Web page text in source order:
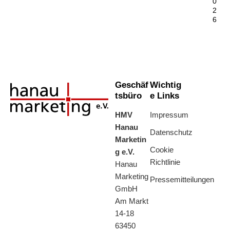
2
6
Geschäf
tsbüro
HMV
Hanau
Marketin
g e.V.
Hanau
Marketing
GmbH
Am Markt
14-18
63450
Wichtig
e Links
Impressum
Datenschutz
Cookie
Richtlinie
Pressemitteilungen